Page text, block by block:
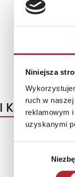
Niniejsza
ruch w
reklamowym
uzyskanymi
Tactic Games
Pori
KUPOWALI